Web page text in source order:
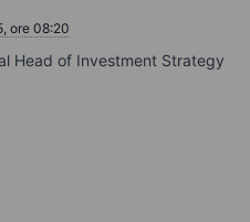
ore 08:20
Head of Investment Strategy